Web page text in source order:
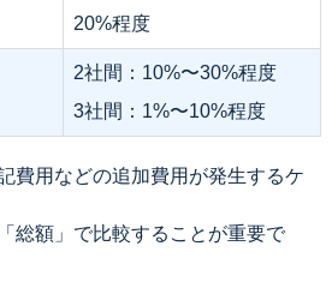
20%程度
2社間：10%〜30%程度
3社間：1%〜10%程度
費用などの追加費用が発生するケ
総額」で比較することが重要で